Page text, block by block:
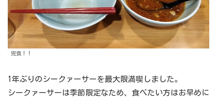
完食！！
1年ぶりのシークァーサーを最大限満喫しました。
シークァーサーは季節限定なため、食べたい方はお早めに